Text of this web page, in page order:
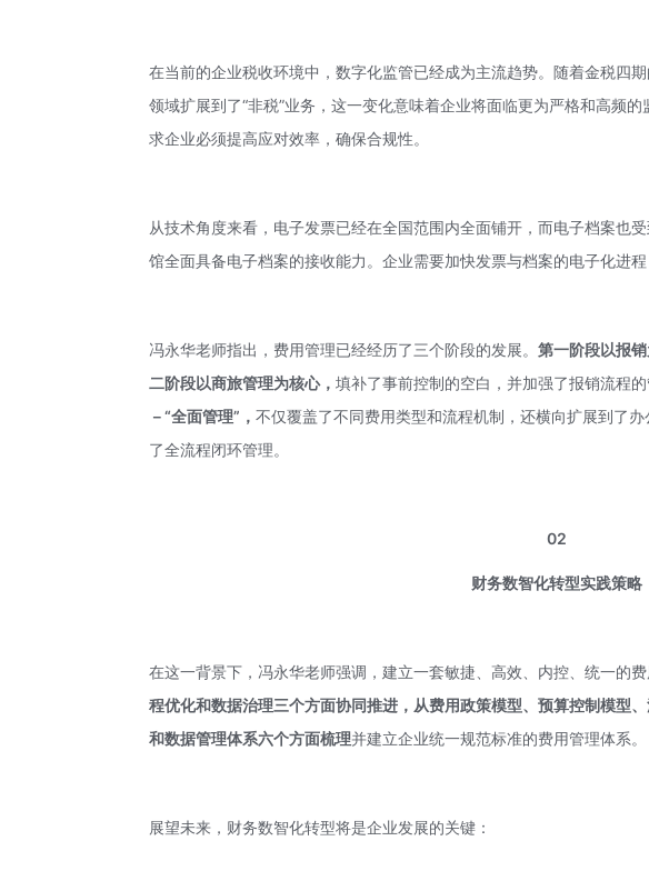
在当前的企业税收环境中，数字化监管已经成为主流趋势。随着金税四
领域扩展到了“非税”业务，这一变化意味着企业将面临更为严格和高频
求企业必须提高应对效率，确保合规性。
从技术角度来看，电子发票已经在全国范围内全面铺开，而电子档案也
馆全面具备电子档案的接收能力。企业需要加快发票与档案的电子化进程
冯永华老师指出，费用管理已经经历了三个阶段的发展。第一阶段以报销
二阶段以商旅管理为核心，填补了事前控制的空白，并加强了报销流程的
－“全面管理”，不仅覆盖了不同费用类型和流程机制，还横向扩展到了
了全流程闭环管理。
02
财务数智化转型实践策略
在这一背景下，冯永华老师强调，建立一套敏捷、高效、内控、统一的
程优化和数据治理三个方面协同推进，从费用政策模型、预算控制模型
和数据管理体系六个方面梳理并建立企业统一规范标准的费用管理体系。
展望未来，财务数智化转型将是企业发展的关键：